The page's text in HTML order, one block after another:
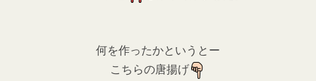
何を作ったかというとー
こちらの唐揚げ